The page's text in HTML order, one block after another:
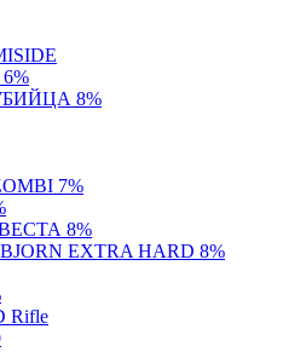
8%
7%
8%
EXTRA HARD 8%
Rifle